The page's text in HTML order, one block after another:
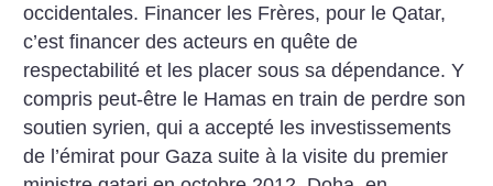
occidentales. Financer les Frères, pour le Qatar,
c’est financer des acteurs en quête de
respectabilité et les placer sous sa dépendance. Y
compris peut-être le Hamas en train de perdre son
soutien syrien, qui a accepté les investissements
de l’émirat pour Gaza suite à la visite du premier